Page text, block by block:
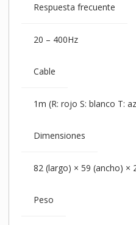
Respuesta frecuente
20 – 400Hz
Cable
1m (R: rojo S: blanco T:
Dimensiones
82 (largo) × 59 (ancho) ×
Peso